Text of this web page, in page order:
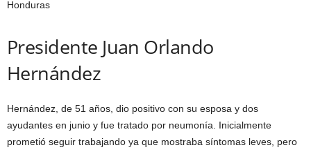
Honduras
Presidente Juan Orlando
Hernández
Hernández, de 51 años, dio positivo con su esposa y dos
ayudantes en junio y fue tratado por neumonía. Inicialmente
prometió seguir trabajando ya que mostraba síntomas leves, pero